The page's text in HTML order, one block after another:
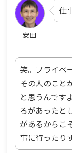
安田
仕
笑。プライベ
その人のこと
と思うんです
ろがあったと
があるからこ
事に行ったり